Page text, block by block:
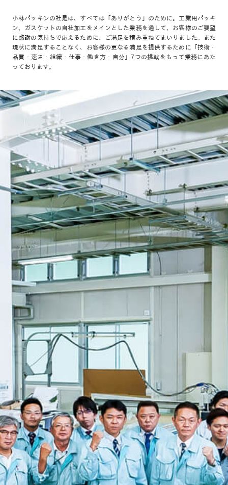
小林パッキンの社是は、すべては「ありがとう」のために。工業用パッキ
ン、ガスケットの自社加工をメインとした業務を通して、お客様のご要望
に感謝の気持ちで応えるために、ご満足を積み重ねてまいりました。また
現状に満足することなく、お客様の更なる満足を提供するために「技術・
品質・速さ・組織・仕事・働き方・自分」7つの挑戦をもって業務にあた
っております。